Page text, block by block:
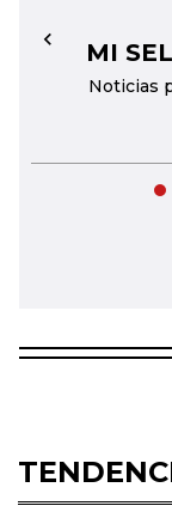
MI
Noticias
←